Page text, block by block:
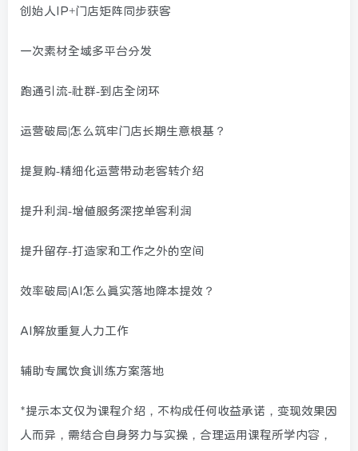
创始人IP+门店矩阵同步获客
一次素材全域多平台分发
跑通引流-社群-到店全闭环
运营破局|怎么筑牢门店长期生意根基？
提复购-精细化运营带动老客转介绍
提升利润-增值服务深挖单客利润
提升留存-打造家和工作之外的空间
效率破局|AI怎么真实落地降本提效？
AI解放重复人力工作
辅助专属饮食训练方案落地
*提示本文仅为课程介绍，不构成任何收益承诺，变现效果因
人而异，需结合自身努力与实操，合理运用课程所学内容，